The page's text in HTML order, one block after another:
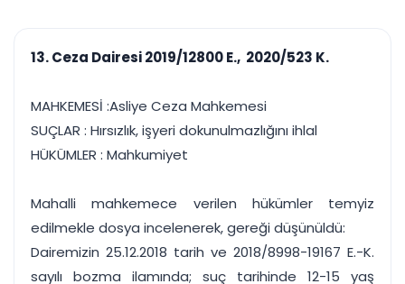
Duruşma ve görev
takvimi
Bildirim
Süreleri asla kaçırmayın
takibi
Tek panelde uçtan uca yönetim
Tüm özellikleri inceleyin Ücretsiz Başlayın
13. Ceza Dairesi 2019/12800 E., 2020/523 K.
MAHKEMESİ :Asliye Ceza Mahkemesi
SUÇLAR : Hırsızlık, işyeri dokunulmazlığını ihlal
HÜKÜMLER : Mahkumiyet
Mahalli mahkemece verilen hükümler temyiz
edilmekle dosya incelenerek, gereği düşünüldü:
Dairemizin 25.12.2018 tarih ve 2018/8998-19167 E.-K.
sayılı bozma ilamında; suç tarihinde 12-15 yaş